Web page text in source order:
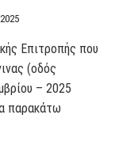
Επιτροπής που
(οδός
– 2025
παρακάτω